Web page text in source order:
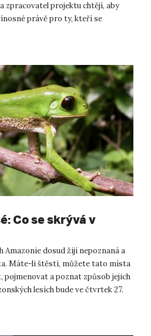
zpracovatel projektu chtějí, aby
právě pro ty, kteří se
Co se skrývá v
Amazonie dosud žijí nepoznaná a
Máte-li štěstí, můžete tato místa
pojmenovat a poznat způsob jejich
lesích bude ve čtvrtek 27.